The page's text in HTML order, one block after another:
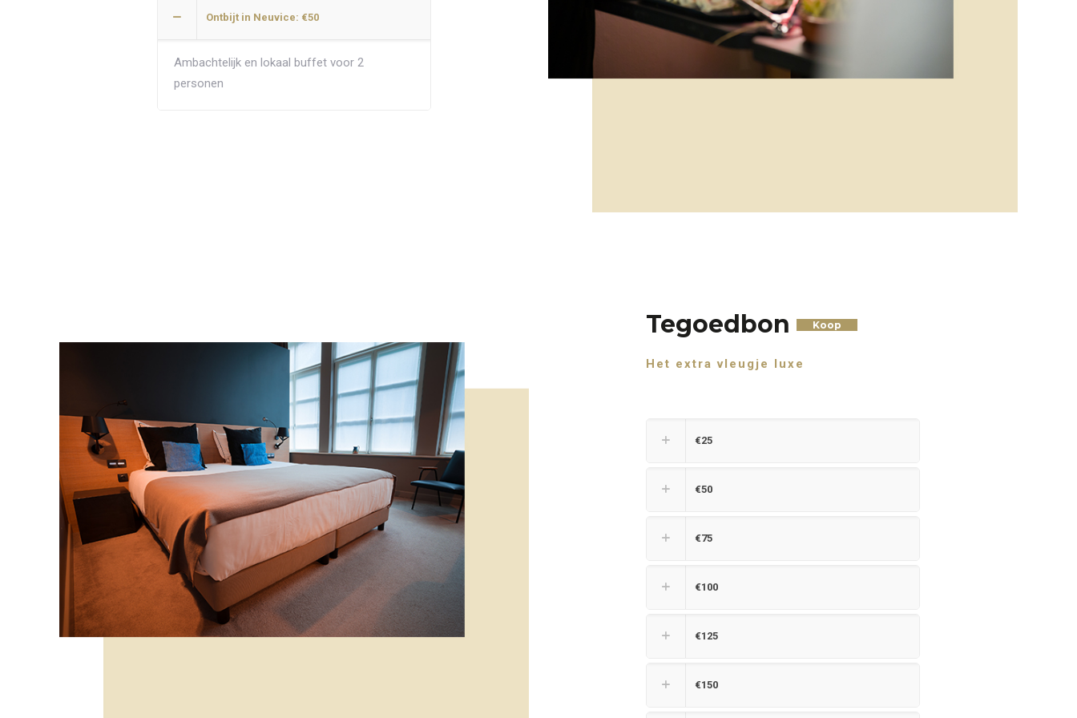
Ontbijt in Neuvice: €50
Ambachtelijk en lokaal buffet voor 2
personen
Tegoedbon Koop
Het extra vleugje luxe
€25
€50
€75
€100
€125
€150